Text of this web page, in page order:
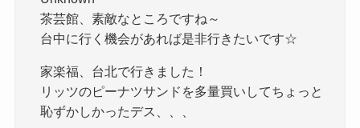
茶芸館、素敵なところですね～
台中に行く機会があれば是非行きたいです☆
家楽福、台北で行きました！
リッツのピーナツサンドを多量買いしてちょっと
恥ずかしかったデス、、、